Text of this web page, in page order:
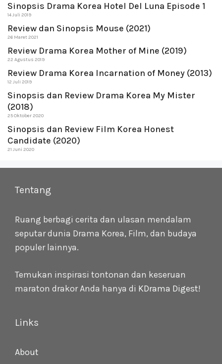
Sinopsis Drama Korea Hotel Del Luna Episode 1
14 Juli 2019
Review dan Sinopsis Mouse (2021)
26 Maret 2021
Review Drama Korea Mother of Mine (2019)
22 Agustus 2019
Review Drama Korea Incarnation of Money (2013)
12 Juli 2019
Sinopsis dan Review Drama Korea My Mister
(2018)
25 Oktober 2020
Sinopsis dan Review Film Korea Honest
Candidate (2020)
21 Juni 2020
Tentang
Ruang berbagi cerita dan ulasan mendalam
seputar dunia Drama Korea, Film, dan budaya
populer lainnya.
Temukan inspirasi tontonan dan keseruan
maraton drakor Anda hanya di KDrama Digest!
Links
About